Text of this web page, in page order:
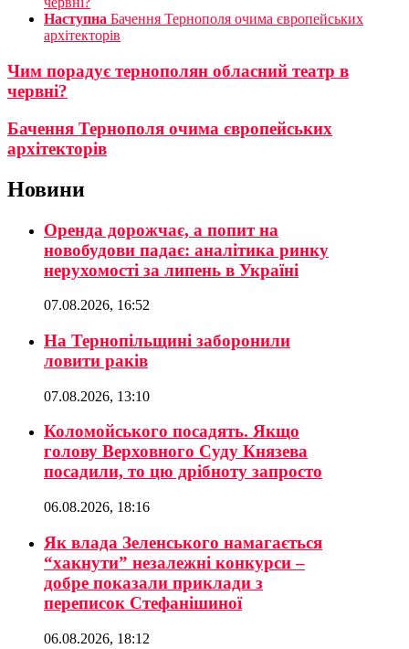
Наступна Бачення Тернополя очима європейських
архітекторів
Чим порадує тернополян обласний театр в
червні?
Бачення Тернополя очима європейських
архітекторів
Новини
Оренда дорожчає, а попит на
новобудови падає: аналітика ринку
нерухомості за липень в Україні
07.08.2026, 16:52
На Тернопільщині заборонили
ловити раків
07.08.2026, 13:10
Коломойського посадять. Якщо
голову Верховного Суду Князева
посадили, то цю дрібноту запросто
06.08.2026, 18:16
Як влада Зеленського намагається
“хакнути” незалежні конкурси –
добре показали приклади з
переписок Стефанішиної
06.08.2026, 18:12